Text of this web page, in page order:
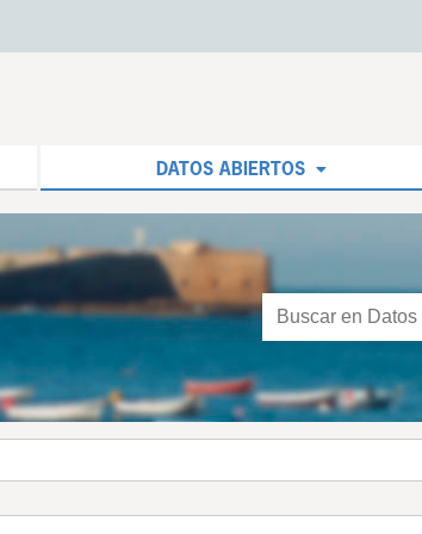
DATOS ABIERTOS